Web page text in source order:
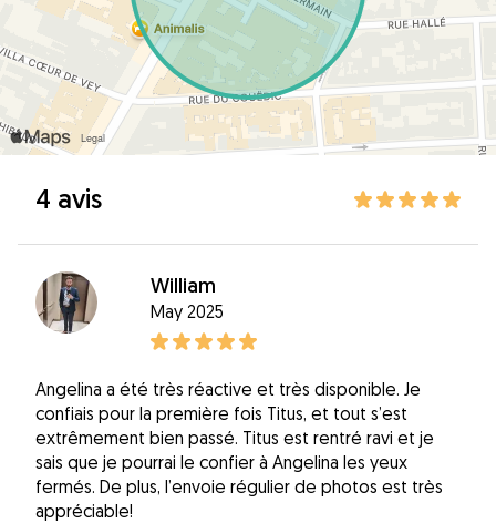
4 avis
William
May 2025
Angelina a été très réactive et très disponible. Je
confiais pour la première fois Titus, et tout s’est
extrêmement bien passé. Titus est rentré ravi et je
sais que je pourrai le confier à Angelina les yeux
fermés. De plus, l’envoie régulier de photos est très
appréciable!